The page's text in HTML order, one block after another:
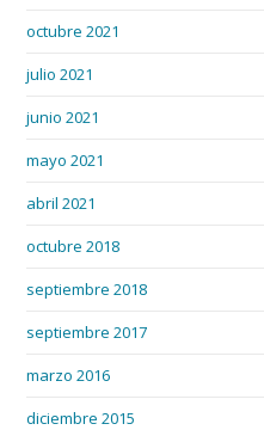
octubre 2021
julio 2021
junio 2021
mayo 2021
abril 2021
octubre 2018
septiembre 2018
septiembre 2017
marzo 2016
diciembre 2015